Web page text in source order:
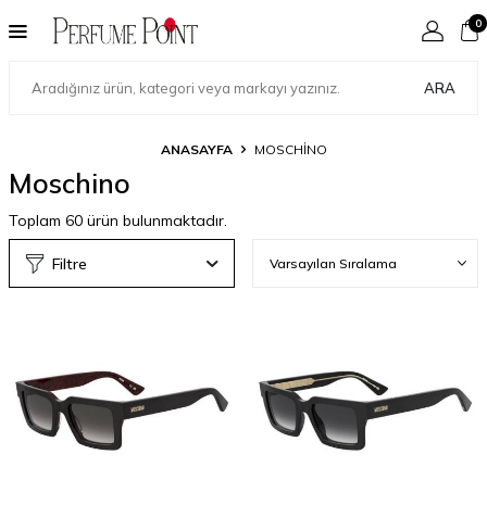
ARA
0
ANASAYFA MOSCHINO
Moschino
Toplam 60 ürün bulunmaktadır.
Filtre